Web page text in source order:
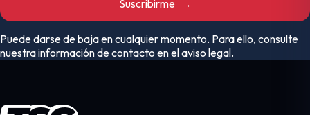
Suscribirme →
Puede darse de baja en cualquier momento. Para ello, consulte
nuestra información de contacto en el aviso legal.